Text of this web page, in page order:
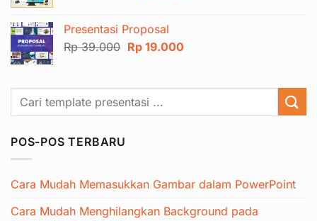
Rp 100.000.
Presentasi Proposal
Rp39.000 Harga
Rp 39.000.
Rp19.000Harga
adalah:
POS-POS TERBARU
Cara Mudah Memasukkan Gambar dalam PowerPoint
Cara Mudah Menghilangkan Background pada